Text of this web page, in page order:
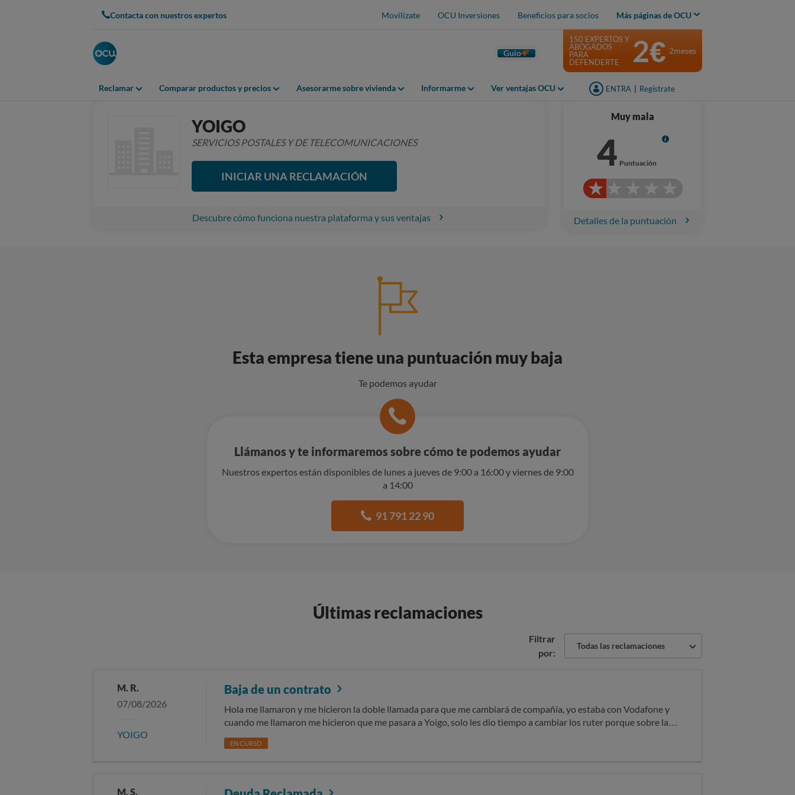
Contacta con nuestros expertos Movilízate OCU Inversiones Beneficios para socios Más páginas de OCU
Guio
Reclamar Comparar productos y precios Asesorarme sobre vivienda Informarme Ver ventajas OCU ENTRA Regístrate
150 EXPERTOS Y
ABOGADOS
PARA
DEFENDERTE
2€ 2meses
YOIGO
SERVICIOS POSTALES Y DE TELECOMUNICACIONES
INICIAR UNA RECLAMACIÓN
Descubre cómo funciona nuestra plataforma y sus ventajas
Muy mala
4 Puntuación
Info
Detalles de la puntuación
Esta empresa tiene una puntuación muy baja
Te podemos ayudar
Llámanos y te informaremos sobre cómo te podemos ayudar
Nuestros expertos están disponibles de lunes a jueves de 9:00 a 16:00 y viernes de 9:00
a 14:00
91 791 22 90
Últimas reclamaciones
Filtrar
por:
Todas las reclamaciones
M. R.
07/08/2026
YOIGO
Baja de un contrato
Hola me llamaron y me hicieron la doble llamada para que me cambiará de compañía, yo estaba con Vodafone y
cuando me llamaron me hicieron que me pasara a Yoigo, solo les dio tiempo a cambiar los ruter porque sobre la
marcha me llamo Vodafone y me explico lo que estaban haciendo otras compañías y sobre la marcha me di de baja
en Yoigo para quedarme en Vodafone. No les dio tiempo ni de hacer la potabilidad de los móviles, sobre la marcha
EN CURSO
M. S.